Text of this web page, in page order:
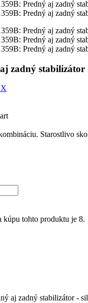
zadný
Starostlivo
kúpu tohto produktu je 8.
aj zadný stabilizátor -